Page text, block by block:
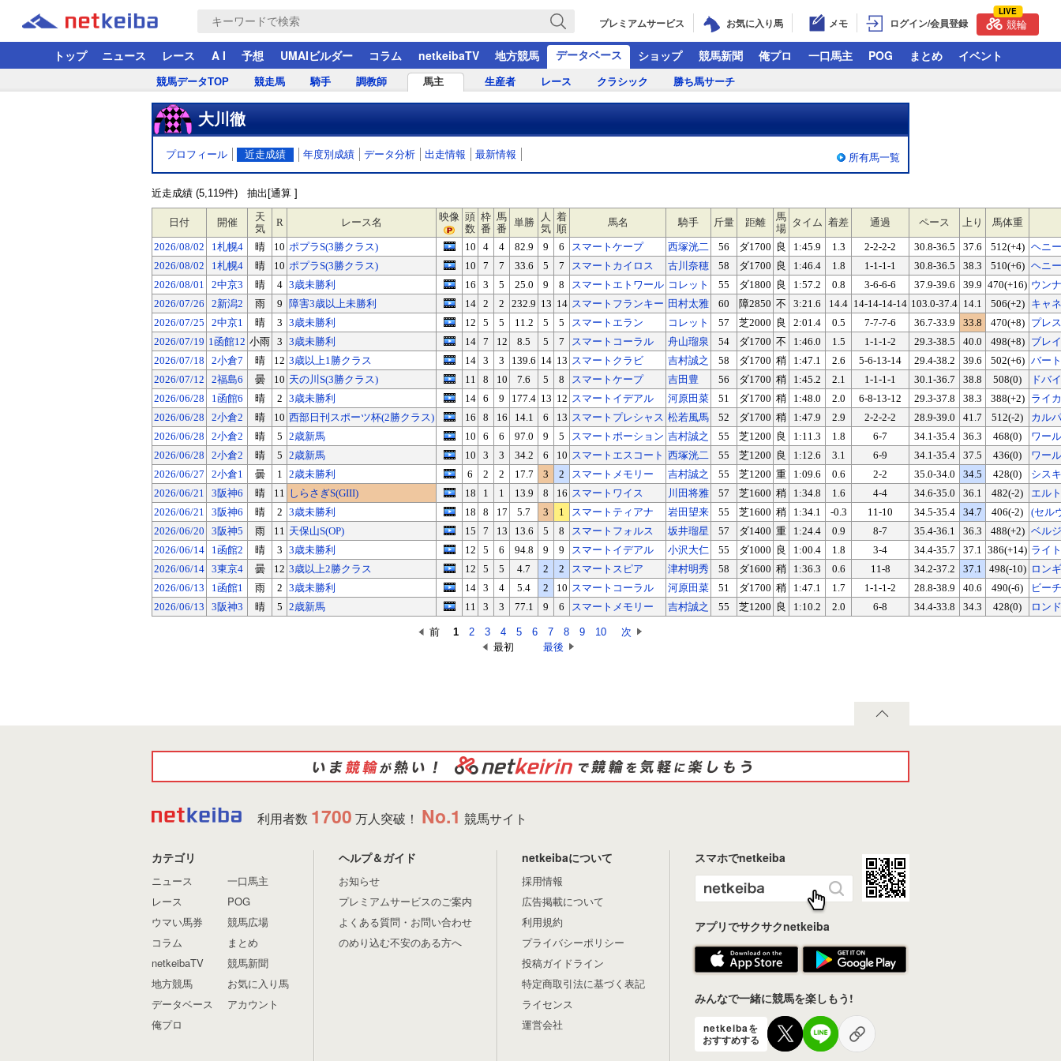
プレミアムサービス お気に入り馬 メモ ログイン/会員登録
LIVE
競輪
トップ ニュース レース A I 予想 UMAIビルダー コラム netkeibaTV 地方競馬 データベース ショップ 競馬新聞 俺プロ 一口馬主 POG まとめ イベント
競馬データTOP 競走馬 騎手 調教師 馬主 生産者 レース クラシック 勝ち馬サーチ
大川徹
プロフィール 近走成績 年度別成績 データ分析 出走情報 最新情報 所有馬一覧
近走成績 (5,119件) 抽出[通算 ]
日付 開催
天
気
R レース名 映像 頭
数
枠
番
馬
番
単勝
人
気
着
順
馬名 騎手 斤量 距離
馬
場
タイム 着差 通過 ペース 上り 馬体重
2026/08/02 1札幌4 晴 10 ポプラS(3勝クラス) 10 4 4 82.9 9 6 スマートケープ 西塚洸二 56 ダ1700 良 1:45.9 1.3 2-2-2-2 30.8-36.5 37.6 512(+4) ヘニ
2026/08/02
1札幌4 晴 10 ポプラS(3勝クラス) 10 7 7 33.6 5 7 スマートカイロス 古川奈穂 58 ダ1700 良 1:46.4 1.8 1-1-1-1 30.8-36.5 38.3 510(+6) ヘニ
2026/08/01
2中京3 晴 4 3歳未勝利 16 3 5 25.0 9 8 スマートエトワール コレット 55 ダ1800 良 1:57.2 0.8 3-6-6-6 37.9-39.6 39.9 470(+16) ウン
2026/07/26
2新潟2 雨 9 障害3歳以上未勝利 14 2 2 232.9 13 14 スマートフランキー 田村太雅 60 障2850 不 3:21.6 14.4 14-14-14-14 103.0-37.4 14.1 506(+2)
キャ
2026/07/25
2中京1 晴 3 3歳未勝利 12 5 5 11.2 5 5 スマートエラン コレット 57 芝2000 良 2:01.4 0.5 7-7-7-6 36.7-33.9 33.8 470(+8)
プレ
2026/07/19 1函館12 小雨 3 3歳未勝利 14 7 12 8.5 5 7 スマートコーラル 舟山瑠泉 54 ダ1700 不 1:46.0 1.5 1-1-1-2 29.3-38.5 40.0 498(+8)
ブレ
2026/07/18
2小倉7 晴 12 3歳以上1勝クラス 14 3 3 139.6 14 13 スマートクラビ 吉村誠之 58 ダ1700 稍 1:47.1 2.6 5-6-13-14 29.4-38.2 39.6 502(+6) バー
2026/07/12
2福島6 曇 10 天の川S(3勝クラス) 11 8 10 7.6 5 8 スマートケープ 吉田豊 56 ダ1700 稍 1:45.2 2.1 1-1-1-1 30.1-36.7 38.8 508(0)
ドバ
2026/06/28
1函館6 晴 2 3歳未勝利 14 6 9 177.4 13 12 スマートイデアル 河原田菜 51 ダ1700 稍 1:48.0 2.0 6-8-13-12 29.3-37.8 38.3 388(+2)
ライカ
2026/06/28
2小倉2 晴 10 西部日刊スポーツ杯(2勝クラス) 16 8 16 14.1 6 13 スマートプレシャス 松若風馬 52 ダ1700 稍 1:47.9 2.9 2-2-2-2 28.9-39.0 41.7 512(-2)
カルパ
2026/06/28
2小倉2 晴 5 2歳新馬 10 6 6 97.0 9 5 スマートポーション 吉村誠之 55 芝1200 良 1:11.3 1.8 6-7 34.1-35.4 36.3 468(0)
ワー
2026/06/28
2小倉2 晴 5 2歳新馬 10 3 3 34.2 6 10 スマートエスコート 西塚洸二 55 芝1200 良 1:12.6 3.1 6-9 34.1-35.4 37.5 436(0)
ワー
2026/06/27
2小倉1 曇 1 2歳未勝利 6 2 2 17.7 3 2 スマートメモリー 吉村誠之 55 芝1200 重 1:09.6 0.6 2-2 35.0-34.0 34.5 428(0)
シス
2026/06/21
3阪神6 晴 11 しらさぎS(GIII) 18 1 1 13.9 8 16 スマートワイス 川田将雅 57 芝1600 稍 1:34.8 1.6 4-4 34.6-35.0 36.1 482(-2)
エル
2026/06/21
3阪神6 晴 2 3歳未勝利 18 8 17 5.7 3 1 スマートティアナ 岩田望来 55 芝1600 稍 1:34.1 -0.3 11-10 34.5-35.4 34.7 406(-2)
(セル
2026/06/20
3阪神5 雨 11 天保山S(OP) 15 7 13 13.6 5 8 スマートフォルス 坂井瑠星 57 ダ1400 重 1:24.4 0.9 8-7 35.4-36.1 36.3 488(+2) ベル
2026/06/14
1函館2 晴 3 3歳未勝利 12 5 6 94.8 9 9 スマートイデアル 小沢大仁 55 ダ1000 良 1:00.4 1.8 3-4 34.4-35.7 37.1 386(+14) ライ
2026/06/14 3東京4 曇 12 3歳以上2勝クラス 12 5 5 4.7 2 2 スマートスピア 津村明秀 58 ダ1600 稍 1:36.3 0.6 11-8 34.2-37.2 37.1 498(-10) ロン
2026/06/13
1函館1 雨 2 3歳未勝利 14 3 4 5.4 2 10 スマートコーラル 河原田菜 51 ダ1700 稍 1:47.1 1.7 1-1-1-2 28.8-38.9 40.6 490(-6)
ビー
2026/06/13
3阪神3 晴 5 2歳新馬 11 3 3 77.1 9 6 スマートメモリー 吉村誠之 55 芝1200 良 1:10.2 2.0 6-8 34.4-33.8 34.3 428(0) ロン
前 1 2 3 4 5 6 7 8 9 10
次
最初
最後
利用者数 1700 万人突破！ No.1 競馬サイト
カテゴリ
ニュース
レース
ウマい馬券
コラム
netkeibaTV
地方競馬
データベース
俺プロ
一口馬主
POG
競馬広場
まとめ
競馬新聞
お気に入り馬
アカウント
ヘルプ＆ガイド
お知らせ
プレミアムサービスのご案内
よくある質問・お問い合わせ
のめり込む不安のある方へ
netkeibaについて
採用情報
広告掲載について
利用規約
プライバシーポリシー
投稿ガイドライン
特定商取引法に基づく表記
ライセンス
運営会社
スマホでnetkeiba
アプリでサクサクnetkeiba
みんなで一緒に競馬を楽しもう!
netkeibaを
おすすめする